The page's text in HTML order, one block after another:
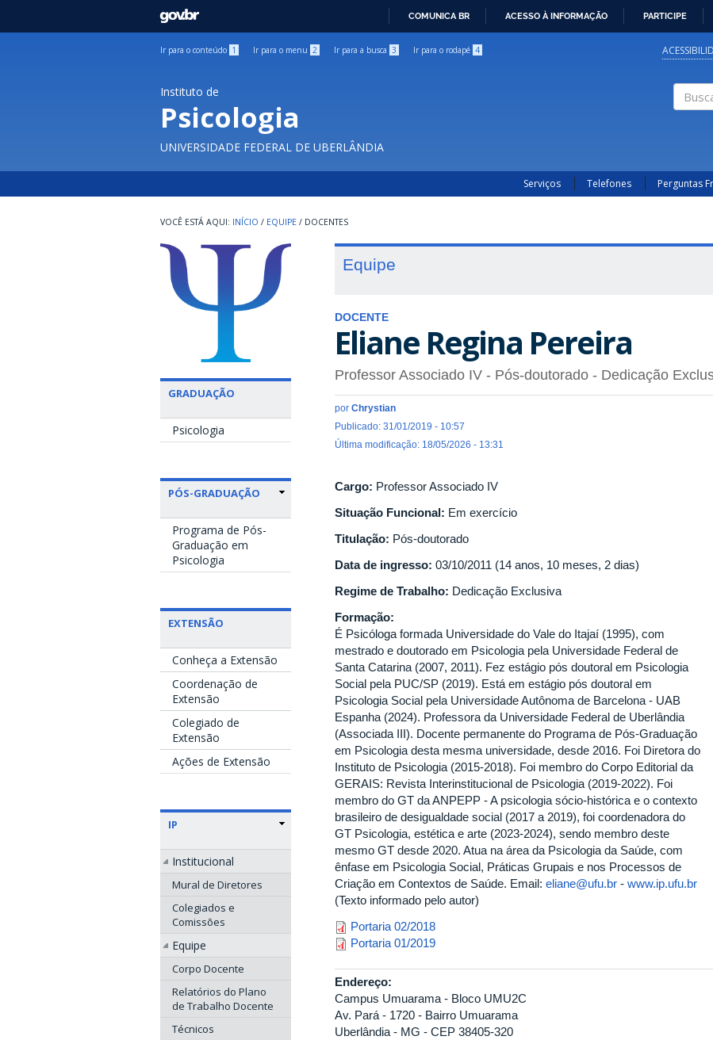
GOVBR
COMUNICA BR ACESSO À INFORMAÇÃO PARTICIPE
Ir para o conteúdo 1 Ir para o menu 2 Ir para a busca 3 Ir para o rodapé 4
Instituto de
Psicologia
UNIVERSIDADE FEDERAL DE UBERLÂNDIA
Serviços Telefones Perguntas
INÍCIO / EQUIPE / DOCENTES
GRADUAÇÃO
Psicologia
PÓS-GRADUAÇÃO
Programa de Pós-
Graduação em
Psicologia
EXTENSÃO
Conheça a Extensão
Coordenação de
Extensão
Colegiado de
Extensão
Ações de Extensão
IP
Institucional
Mural de Diretores
Colegiados e
Comissões
Equipe
Corpo Docente
Relatórios do Plano
de Trabalho Docente
Técnicos
Equipe
DOCENTE
Eliane Regina Pereira
Professor Associado IV - Pós-doutorado - Dedicação
por Chrystian
Publicado: 31/01/2019 - 10:57
Última modificação: 18/05/2026 - 13:31
Cargo: Professor Associado IV
Situação Funcional: Em exercício
Titulação: Pós-doutorado
Data de ingresso: 03/10/2011 (14 anos, 10 meses, 2 dias)
Regime de Trabalho: Dedicação Exclusiva
Formação:
É Psicóloga formada Universidade do Vale do Itajaí (1995), com
mestrado e doutorado em Psicologia pela Universidade Federal de
Santa Catarina (2007, 2011). Fez estágio pós doutoral em Psicologia
Social pela PUC/SP (2019). Está em estágio pós doutoral em
Psicologia Social pela Universidade Autônoma de Barcelona - UAB
Espanha (2024). Professora da Universidade Federal de Uberlândia
(Associada III). Docente permanente do Programa de Pós-Graduação
em Psicologia desta mesma universidade, desde 2016. Foi Diretora do
Instituto de Psicologia (2015-2018). Foi membro do Corpo Editorial da
GERAIS: Revista Interinstitucional de Psicologia (2019-2022). Foi
membro do GT da ANPEPP - A psicologia sócio-histórica e o contexto
brasileiro de desigualdade social (2017 a 2019), foi coordenadora do
GT Psicologia, estética e arte (2023-2024), sendo membro deste
mesmo GT desde 2020. Atua na área da Psicologia da Saúde, com
ênfase em Psicologia Social, Práticas Grupais e nos Processos de
Criação em Contextos de Saúde. Email: eliane@ufu.br - www.ip.ufu.br
(Texto informado pelo autor)
portaria_pos_doc_eliane.pdf
Portaria 02/2018
portaria_eliane.pdf
Portaria 01/2019
Endereço:
Campus Umuarama - Bloco UMU2C
Av. Pará - 1720 - Bairro Umuarama
Uberlândia - MG - CEP 38405-320